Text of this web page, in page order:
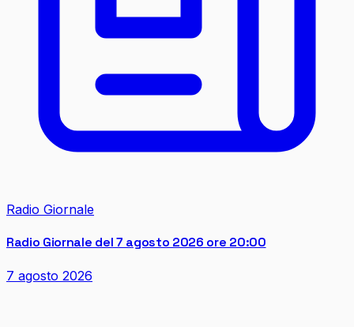
Radio Giornale
Radio Giornale del 7 agosto 2026 ore 20:00
7 agosto 2026